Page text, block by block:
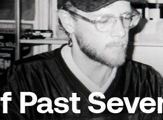
Past